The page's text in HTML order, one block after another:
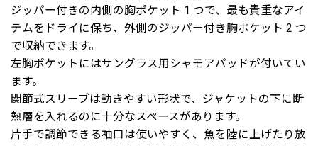
ジッパー付きの内側の胸ポケット 1 つで、最も貴重なアイ
テムをドライに保ち、外側のジッパー付き胸ポケット 2 つ
で収納できます。
左胸ポケットにはサングラス用シャモアパッドが付いてい
ます。
関節式スリーブは動きやすい形状で、ジャケットの下に断
熱層を入れるのに十分なスペースがあります。
片手で調節できる袖口は使いやすく、魚を陸に上げたり放